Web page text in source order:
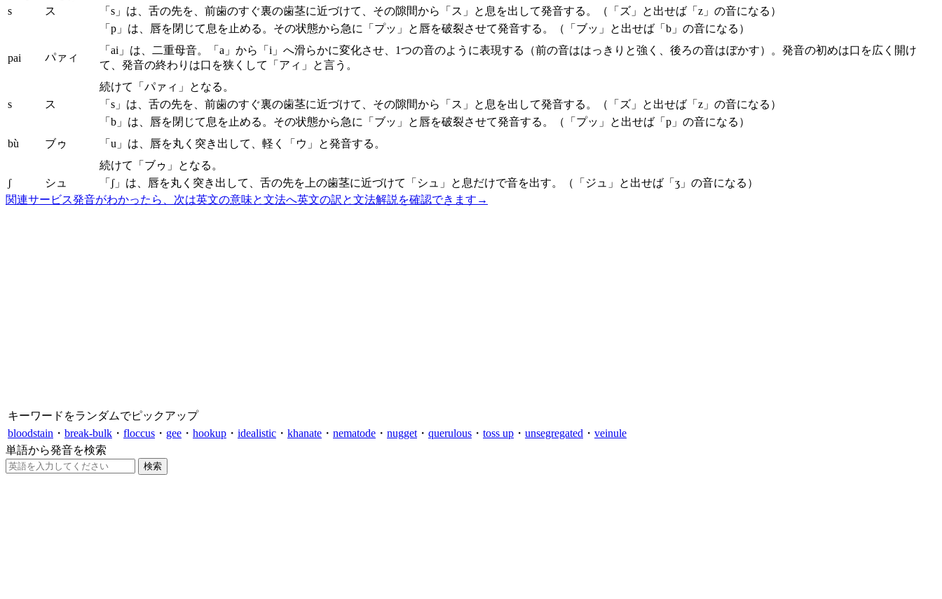
s ス 「s」は、舌の先を、前歯のすぐ裏の歯茎に近づけて、その隙間から「ス」と息を出して発音する。（「ズ」と出せば「z」の音になる）
pai パァィ
「p」は、唇を閉じて息を止める。その状態から急に「プッ」と唇を破裂させて発音する。（「ブッ」と出せば「b」の音になる）
「ai」は、二重母音。「a」から「i」へ滑らかに変化させ、1つの音のように表現する（前の音ははっきりと強く、後ろの音はぼかす）。発音の初めは口を広く開け
て、発音の終わりは口を狭くして「アィ」と言う。
続けて「パァィ」となる。
s
ス 「s」は、舌の先を、前歯のすぐ裏の歯茎に近づけて、その隙間から「ス」と息を出して発音する。（「ズ」と出せば「z」の音になる）
bù ブゥ
「b」は、唇を閉じて息を止める。その状態から急に「ブッ」と唇を破裂させて発音する。（「プッ」と出せば「p」の音になる）
「u」は、唇を丸く突き出して、軽く「ウ」と発音する。
続けて「ブゥ」となる。
ʃ
シュ
「ʃ」は、唇を丸く突き出して、舌の先を上の歯茎に近づけて「シュ」と息だけで音を出す。（「ジュ」と出せば「ʒ」の音になる）
関連サービス発音がわかったら、次は英文の意味と文法へ英文の訳と文法解説を確認できます →
キーワードをランダムでピックアップ
bloodstain ・ break-bulk ・ floccus ・ gee ・ hookup ・ idealistic ・ khanate ・ nematode ・ nugget ・ querulous ・ toss up ・ unsegregated ・ veinule
単語から発音を検索